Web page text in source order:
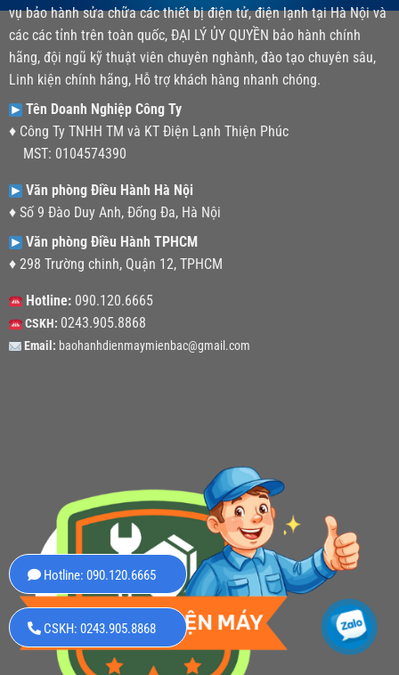
vụ bảo hành sửa chữa các thiết bị điện tử, điện lạnh tại Hà Nội và
các các tỉnh trên toàn quốc, ĐẠI LÝ ỦY QUYỀN bảo hành chính
hãng, đội ngũ kỹ thuật viên chuyên nghành, đào tạo chuyên sâu,
Linh kiện chính hãng, Hỗ trợ khách hàng nhanh chóng.
Tên Doanh Nghiệp Công Ty
♦ Công Ty TNHH TM và KT Điện Lạnh Thiện Phúc
MST: 0104574390
Văn phòng Điều Hành Hà Nội
♦ Số 9 Đào Duy Anh, Đống Đa, Hà Nội
Văn phòng Điều Hành TPHCM
♦ 298 Trường chinh, Quận 12, TPHCM
Hotline:090.120.6665
CSKH: 0243.905.8868
Email: baohanhdienmaymienbac@gmail.com
Hotline: 090.120.6665
CSKH: 0243.905.8868